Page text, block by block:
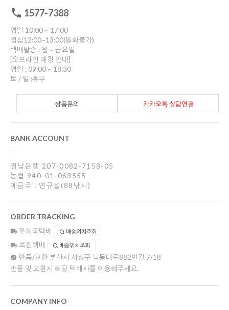
1577-7388
평일 10:00 ~ 17:00
점심12:00~13:00(통화불가)
택배발송 : 월 ~ 금요일
[오프라인 매장 안내]
평일 : 09:00 ~ 18:30
토 / 일 :휴무
카카오톡 상담연결
상품문의
BANK ACCOUNT
경남은행 207-0082-7158-05
농협 940-01-063555
예금주 : 연규설(88낚시)
ORDER TRACKING
우체국택배 배송위치조회
로젠택배 배송위치조회
반품/교환 부산시 사상구 낙동대로882번길 7-18
반품 및 교환시 해당 택배사를 이용해주세요.
COMPANY INFO